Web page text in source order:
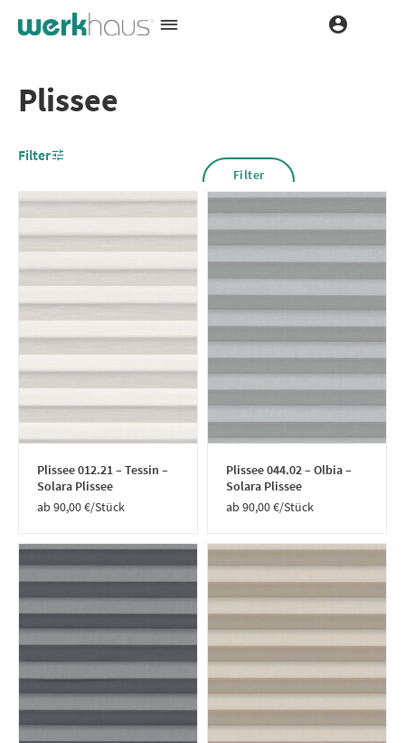
Plissee
Filter
Filter
Plissee 012.21 – Tessin –
Solara Plissee
90,00€/Stück
Plissee 044.02 – Olbia –
Solara Plissee
90,00€/Stück